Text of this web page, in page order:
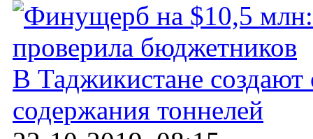
В Таджикистане создают
содержания тоннелей